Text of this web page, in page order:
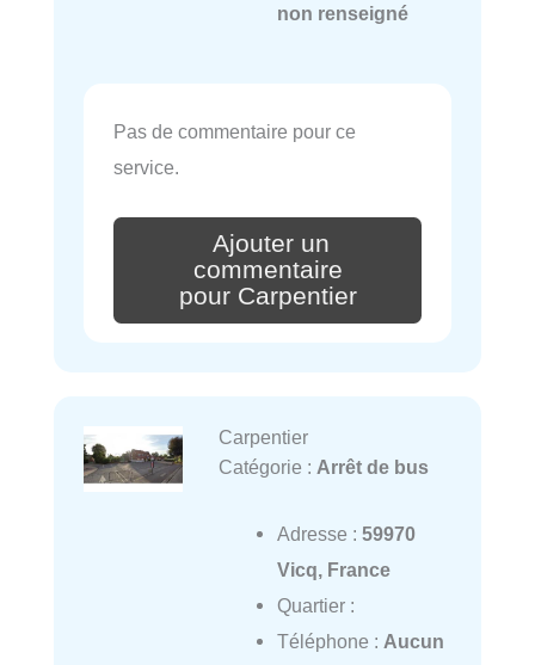
non renseigné
Pas de commentaire pour ce
service.
Ajouter un
commentaire
pour Carpentier
Carpentier
Catégorie : Arrêt de bus
Adresse : 59970
Vicq, France
Quartier :
Téléphone : Aucun